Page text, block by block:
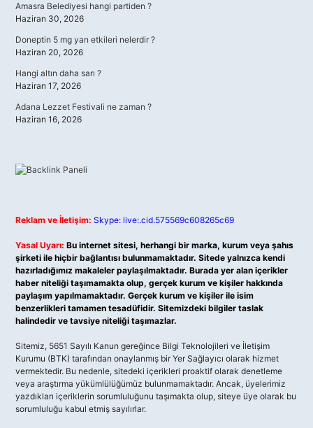
Amasra Belediyesi hangi partiden ?
Haziran 30, 2026
Doneptin 5 mg yan etkileri nelerdir ?
Haziran 20, 2026
Hangi altın daha sarı ?
Haziran 17, 2026
Adana Lezzet Festivali ne zaman ?
Haziran 16, 2026
Reklam ve İletişim: Skype: live:.cid.575569c608265c69
Yasal Uyarı: Bu internet sitesi, herhangi bir marka, kurum veya şahıs
şirketi ile hiçbir bağlantısı bulunmamaktadır. Sitede yalnızca kendi
hazırladığımız makaleler paylaşılmaktadır. Burada yer alan içerikler
haber niteliği taşımamakta olup, gerçek kurum ve kişiler hakkında
paylaşım yapılmamaktadır. Gerçek kurum ve kişiler ile isim
benzerlikleri tamamen tesadüfidir. Sitemizdeki bilgiler taslak
halindedir ve tavsiye niteliği taşımazlar.
Sitemiz, 5651 Sayılı Kanun gereğince Bilgi Teknolojileri ve İletişim
Kurumu (BTK) tarafından onaylanmış bir Yer Sağlayıcı olarak hizmet
vermektedir. Bu nedenle, sitedeki içerikleri proaktif olarak denetleme
veya araştırma yükümlülüğümüz bulunmamaktadır. Ancak, üyelerimiz
yazdıkları içeriklerin sorumluluğunu taşımakta olup, siteye üye olarak bu
sorumluluğu kabul etmiş sayılırlar.